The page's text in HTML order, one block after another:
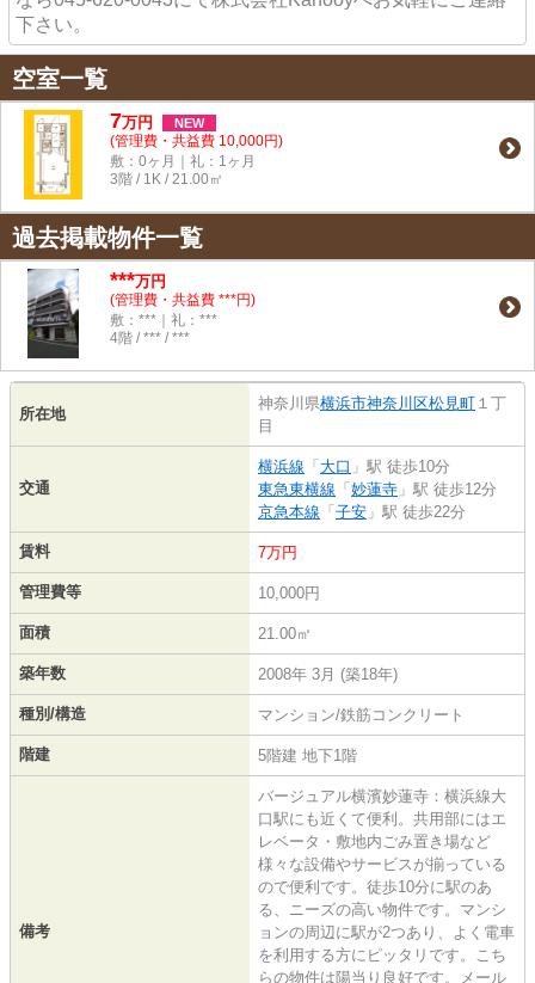
下さい。
空室一覧
7万円 NEW
(管理費・共益費 10,000円)
敷：0ヶ月｜礼：1ヶ月
3階 / 1K / 21.00㎡
過去掲載物件一覧
***万円
(管理費・共益費 ***円)
敷：***｜礼：***
4階 / *** / ***
所在地
神奈川県横浜市神奈川区松見町 １丁
目
交通
横浜線 「 大口 」駅 徒歩10分
東急東横線 「 妙蓮寺 」駅 徒歩12分
京急本線 「 子安 」駅 徒歩22分
賃料 7万円
管理費等 10,000円
面積 21.00㎡
築年数 2008年 3月 (築18年)
種別/構造 マンション/鉄筋コンクリート
階建 5階建 地下1階
備考
バージュアル横濱妙蓮寺：横浜線大
口駅にも近くて便利。共用部にはエ
レベータ・敷地内ごみ置き場など
様々な設備やサービスが揃っている
ので便利です。徒歩10分に駅のあ
る、ニーズの高い物件です。マンシ
ョンの周辺に駅が2つあり、よく電車
を利用する方にピッタリです。こち
らの物件は陽当り良好です。メール